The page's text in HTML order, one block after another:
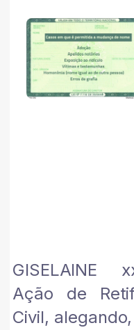
GISELAINE
Ação de
Civil,